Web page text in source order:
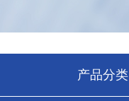
产品分类